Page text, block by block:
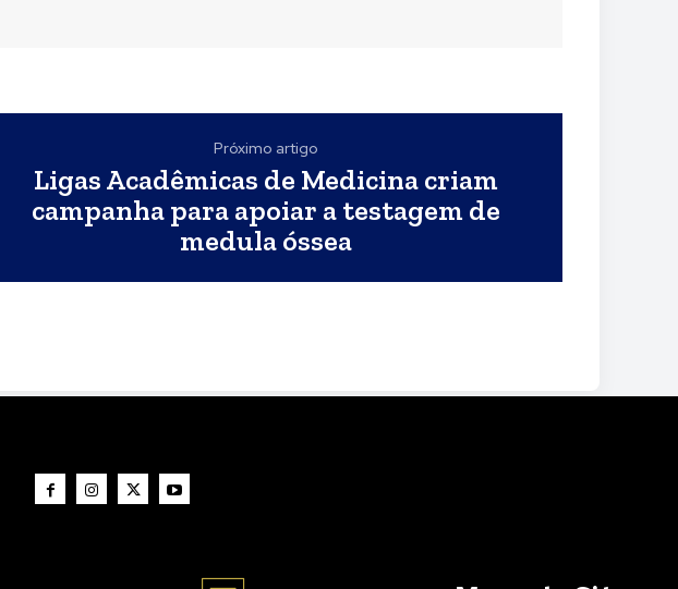
Próximo artigo
Ligas Acadêmicas de Medicina criam
campanha para apoiar a testagem de
medula óssea